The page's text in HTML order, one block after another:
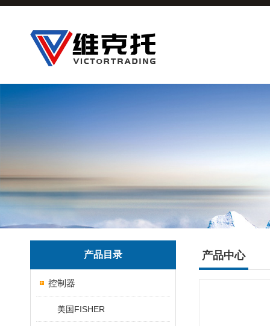
产品目录
控制器
美国FISHER
产品中心